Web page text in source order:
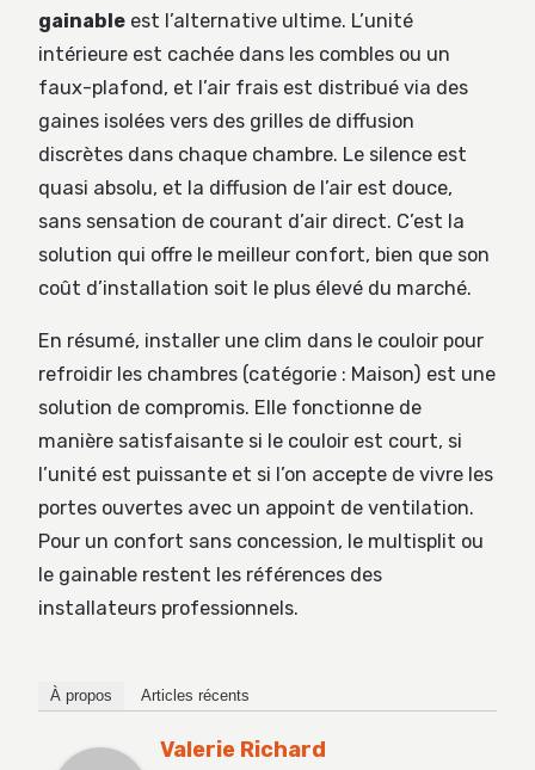
gainable est l’alternative ultime. L’unité
intérieure est cachée dans les combles ou un
faux-plafond, et l’air frais est distribué via des
gaines isolées vers des grilles de diffusion
discrètes dans chaque chambre. Le silence est
quasi absolu, et la diffusion de l’air est douce,
sans sensation de courant d’air direct. C’est la
solution qui offre le meilleur confort, bien que son
coût d’installation soit le plus élevé du marché.
En résumé, installer une clim dans le couloir pour
refroidir les chambres (catégorie : Maison) est une
solution de compromis. Elle fonctionne de
manière satisfaisante si le couloir est court, si
l’unité est puissante et si l’on accepte de vivre les
portes ouvertes avec un appoint de ventilation.
Pour un confort sans concession, le multisplit ou
le gainable restent les références des
installateurs professionnels.
À propos Articles récents
Valerie Richard